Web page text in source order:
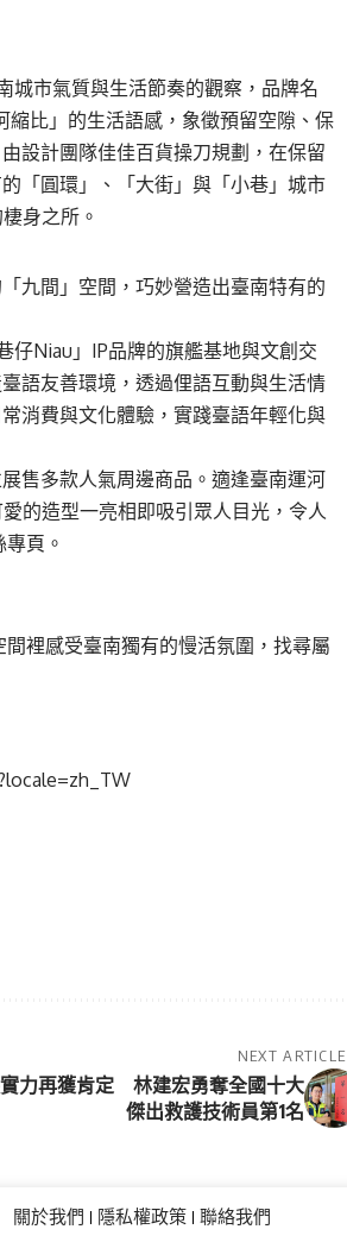
城市氣質與生活節奏的觀察，品牌名
比」的生活語感，象徵預留空隙、保
設計團隊佳佳百貨操刀規劃，在保留
「圓環」、「大街」與「小巷」城市
身之所。
九間」空間，巧妙營造出臺南特有的
仔Niau」IP品牌的旗艦基地與文創交
語友善環境，透過俚語互動與生活情
消費與文化體驗，實踐臺語年輕化與
售多款人氣周邊商品。適逢臺南運河
的造型一亮相即吸引眾人目光，令人
頁。
裡感受臺南獨有的慢活氛圍，找尋屬
NEXT ARTICLE
力再獲肯定 林建宏勇奪全國十大
傑出救護技術員第1名
關於我們 隱私權政策 聯絡我們